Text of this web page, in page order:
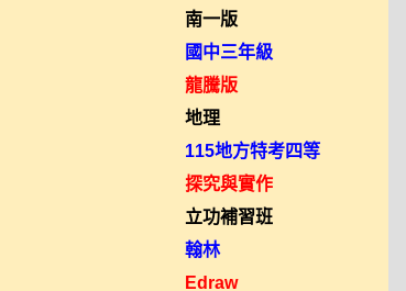
南一版
國中三年級
龍騰版
地理
115地方特考四等
探究與實作
立功補習班
翰林
Edraw